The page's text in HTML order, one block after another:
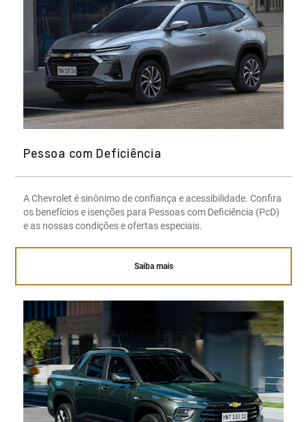
Pessoa com Deficiência
A Chevrolet é sinônimo de confiança e acessibilidade. Confira
os benefícios e isenções para Pessoas com Deficiência (PcD)
e as nossas condições e ofertas especiais.
Saiba mais